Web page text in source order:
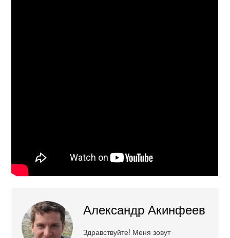
Александр Акинфеев
Здравствуйте! Меня зовут